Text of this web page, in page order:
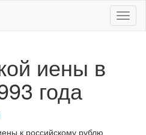
Меню
иены в
года
к российскому рублю